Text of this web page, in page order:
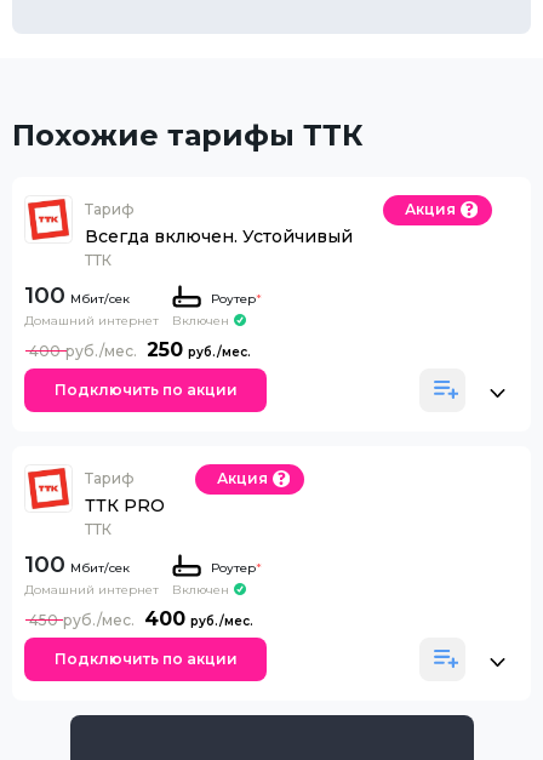
Похожие тарифы ТТК
Тариф
Всегда включен. Устойчивый
ТТК
Акция
100
Домашний интернет
Роутер*
Включен
250
400
Подключить по акции
Тариф
ТТК PRO
ТТК
Акция
100
Домашний интернет
Роутер*
Включен
400
450
Подключить по акции